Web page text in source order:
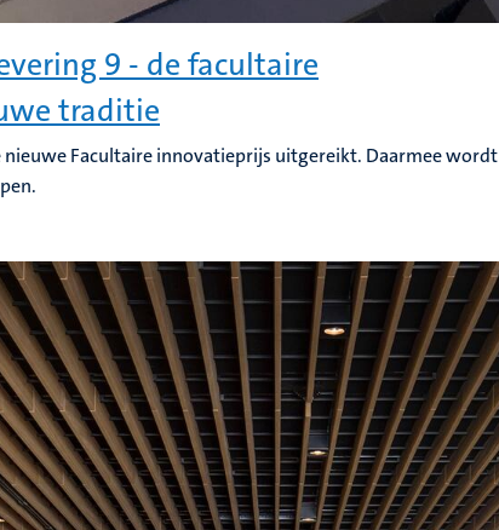
9 - de facultaire
traditie
Facultaire innovatieprijs uitgereikt. Daarmee wordt